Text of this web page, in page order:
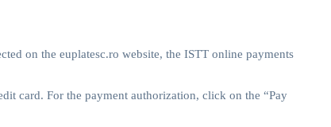
on the euplatesc.ro website, the ISTT online payments
card. For the payment authorization, click on the “Pay